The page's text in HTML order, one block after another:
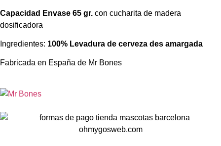
Capacidad Envase 65 gr. con cucharita de madera
dosificadora
Ingredientes: 100% Levadura de cerveza des amargada
Fabricada en España de Mr Bones